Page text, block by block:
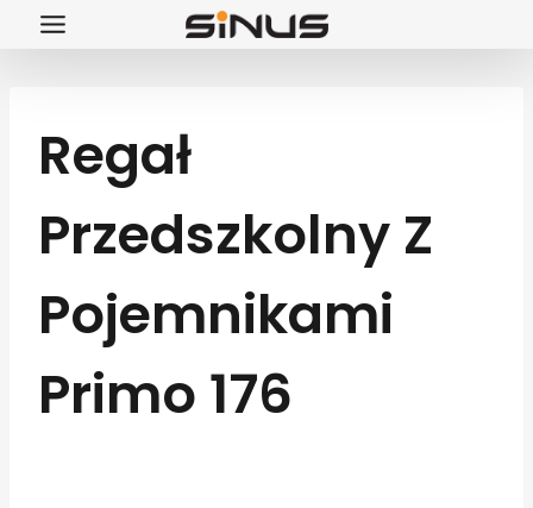
Przejdź
Regał
Przedszkolny Z
Pojemnikami
Primo 176